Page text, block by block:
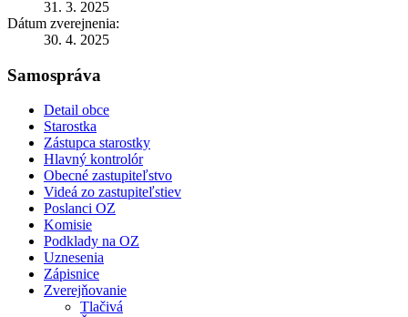
31. 3. 2025
Dátum zverejnenia:
30. 4. 2025
Samospráva
Detail obce
Starostka
Zástupca starostky
Hlavný kontrolór
Obecné zastupiteľstvo
Videá zo zastupiteľstiev
Poslanci OZ
Komisie
Podklady na OZ
Uznesenia
Zápisnice
Zverejňovanie
Tlačivá